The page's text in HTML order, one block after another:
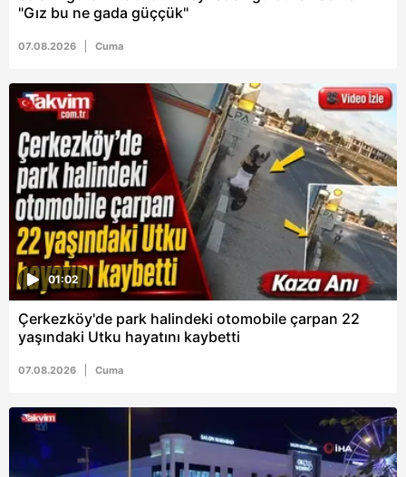
"Gız bu ne gada güççük"
07.08.2026 Cuma
01:02
Çerkezköy'de park halindeki otomobile çarpan 22
yaşındaki Utku hayatını kaybetti
07.08.2026 Cuma